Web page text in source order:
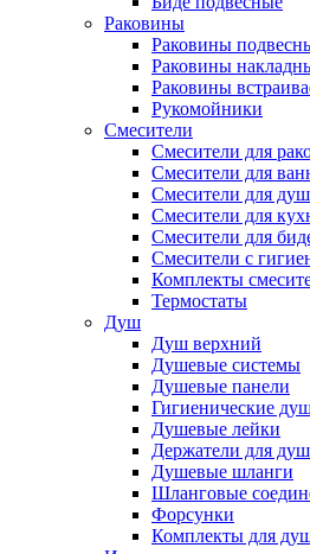
Раковины
Раковины
Раковины
Раковины
Рукомойники
Смесители
Смесители для
Смесители для
Смесители для
Смесители для
Смесители для
Смесители с
Комплекты
Термостаты
Душ
Душ верхний
Душевые системы
Душевые панели
Гигиенические
Душевые лейки
Держатели для
Душевые шланги
Шланговые
Форсунки
Комплекты для